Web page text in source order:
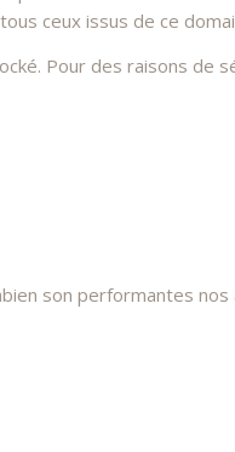
ceux issus de ce
Pour des raisons de
son performantes nos